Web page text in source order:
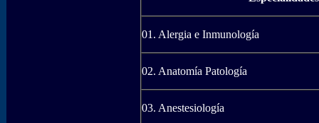
01. Alergia e Inmunología
02. Anatomía Patología
03. Anestesiología